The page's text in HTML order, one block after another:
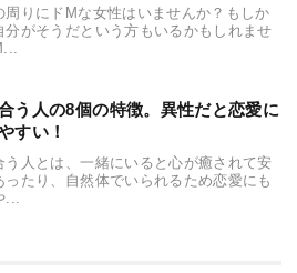
周りにドMな女性はいませんか？もしか
分がそうだという方もいるかもしれませ
う人の8個の特徴。異性だと恋愛に
すい！
う人とは、一緒にいると心が癒されて安
ったり、自然体でいられるため恋愛にも
...